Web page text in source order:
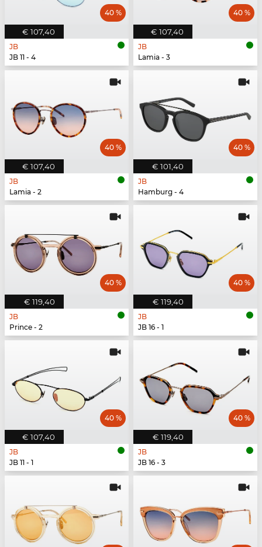
€ 107,40
40 %
JB
JB 11 - 4
€ 107,40
40 %
JB
Lamia - 3
€ 107,40
40 %
JB
Lamia - 2
€ 101,40
40 %
JB
Hamburg - 4
€ 119,40
40 %
JB
Prince - 2
€ 119,40
40 %
JB
JB 16 - 1
€ 107,40
40 %
JB
JB 11 - 1
€ 119,40
40 %
JB
JB 16 - 3